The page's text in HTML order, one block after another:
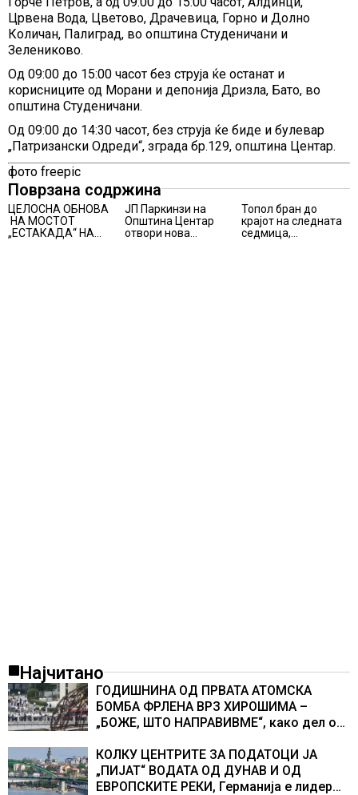
Црвена Вода, Цветово, Драчевица, Горно и Долно
Количан, Палиград, во општина Студеничани и
Зелениково.
Oд 09:00 до 15:00 часот без струја ќе останат и
корисниците од Морани и депонија Дризла, Бато, во
општина Студеничани.
Oд 09:00 до 14:30 часот, без струја ќе биде и булевар
„Патризански Одреди“, зграда бр.129, општина Центар.
фото freepic
Поврзана содржина
ЦЕЛОСНА ОБНОВА
НА МОСТОТ
„ЕСТАКАДА“ НА
ЈП Паркинзи на
Општина Центар
отвори нова
Топол бран до
крајот на следната
седмица,
Најчитано
ГОДИШНИНА ОД ПРВАТА АТОМСКА
БОМБА ФРЛЕНА ВРЗ ХИРОШИМА –
„БОЖЕ, ШТО НАПРАВИВМЕ“, како дел од
учесниците во бомбардирањето го
доживуваа овој настан што го промени
текот на историјата
КОЛКУ ЦЕНТРИТЕ ЗА ПОДАТОЦИ ЈА
„ПИЈАТ“ ВОДАТА ОД ДУНАВ И ОД
ЕВРОПСКИТЕ РЕКИ, Германија е лидер